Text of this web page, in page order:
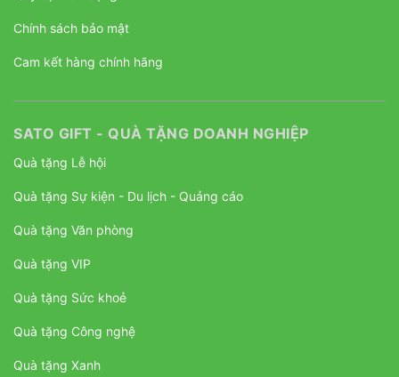
Chính sách bảo mật
Cam kết hàng chính hãng
SATO GIFT - QUÀ TẶNG DOANH NGHIỆP
Quà tặng Lễ hội
Quà tặng Sự kiện - Du lịch - Quảng cáo
Quà tặng Văn phòng
Quà tặng VIP
Quà tặng Sức khoẻ
Quà tặng Công nghệ
Quà tặng Xanh